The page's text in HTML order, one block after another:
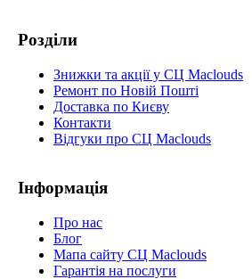
Розділи
Знижки та акції у СЦ Maclouds
Ремонт по Новій Пошті
Доставка по Києву
Контакти
Відгуки про СЦ Maclouds
Інформація
Про нас
Блог
Мапа сайту СЦ Maclouds
Гарантія на послуги